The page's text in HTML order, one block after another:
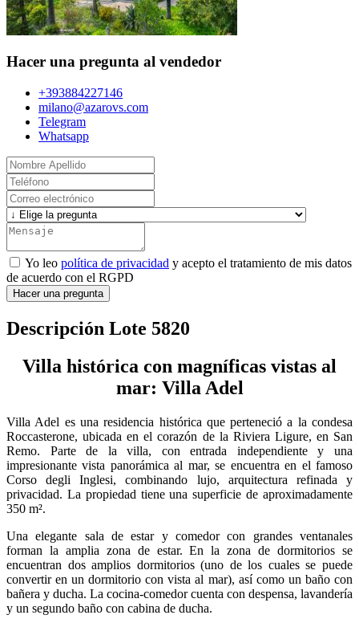
Hacer una pregunta al vendedor
+393884227146
milano@azarovs.com
Telegram
Whatsapp
Yo leo política de privacidad y acepto el tratamiento de mis datos
de acuerdo con el RGPD
Hacer una pregunta
Descripción Lote 5820
Villa histórica con magníficas vistas al
mar: Villa Adel
Villa Adel es una residencia histórica que perteneció a la condesa
Roccasterone, ubicada en el corazón de la Riviera Ligure, en San
Remo. Parte de la villa, con entrada independiente y una
impresionante vista panorámica al mar, se encuentra en el famoso
Corso degli Inglesi, combinando lujo, arquitectura refinada y
privacidad. La propiedad tiene una superficie de aproximadamente
350 m².
Una elegante sala de estar y comedor con grandes ventanales
forman la amplia zona de estar. En la zona de dormitorios se
encuentran dos amplios dormitorios (uno de los cuales se puede
convertir en un dormitorio con vista al mar), así como un baño con
bañera y ducha. La cocina-comedor cuenta con despensa, lavandería
y un segundo baño con cabina de ducha.